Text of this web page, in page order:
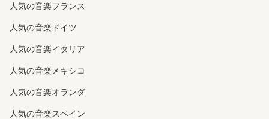
人気の音楽フランス
人気の音楽ドイツ
人気の音楽イタリア
人気の音楽メキシコ
人気の音楽オランダ
人気の音楽スペイン